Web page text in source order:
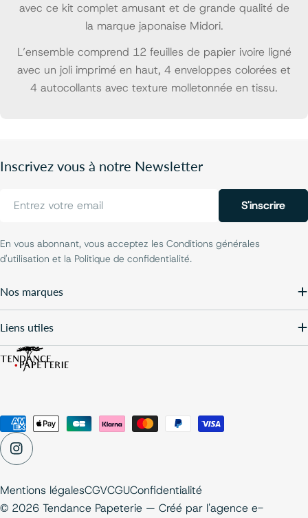
avec ce kit complet amusant et de grande qualité de
la marque japonaise Midori.
L’ensemble comprend 12 feuilles de papier ivoire ligné
avec un joli imprimé en haut, 4 enveloppes colorées et
4 autocollants avec texture molletonnée en tissu.
Inscrivez vous à notre Newsletter
S'inscrire
En vous abonnant, vous acceptez les Conditions générales
d'utilisation et la Politique de confidentialité.
Nos marques
Liens utiles
Modes
de
paiement
Instagram
© 2026 Tendance Papeterie — Créé par l'agence e-
Mentions légalesCGVCGUConfidentialité